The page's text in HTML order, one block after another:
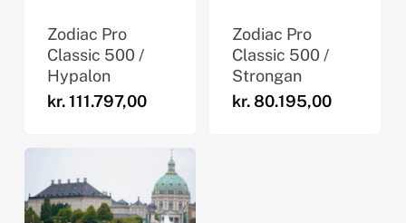
Zodiac Pro
Classic 500 /
Hypalon
kr.111.797,00
Zodiac Pro
Classic 500 /
Strongan
kr.80.195,00